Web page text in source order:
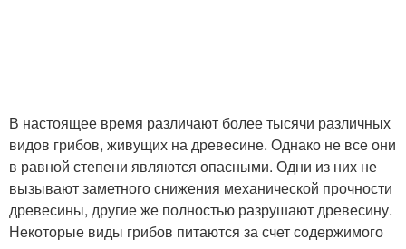
В настоящее время различают более тысячи различных
видов грибов, живущих на древесине. Однако не все они
в равной степени являются опасными. Одни из них не
вызывают заметного снижения механической прочности
древесины, другие же полностью разрушают древесину.
Некоторые виды грибов питаются за счет содержимого